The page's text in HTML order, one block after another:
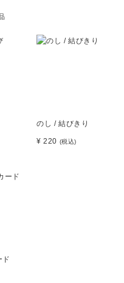
のし / 結びきり
¥ 220 (税込)
ド